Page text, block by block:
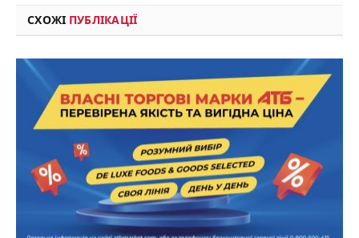
СХОЖІ ПУБЛІКАЦІЇ